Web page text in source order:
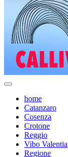
home
Catanzaro
Cosenza
Crotone
Reggio
Vibo Valentia
Regione